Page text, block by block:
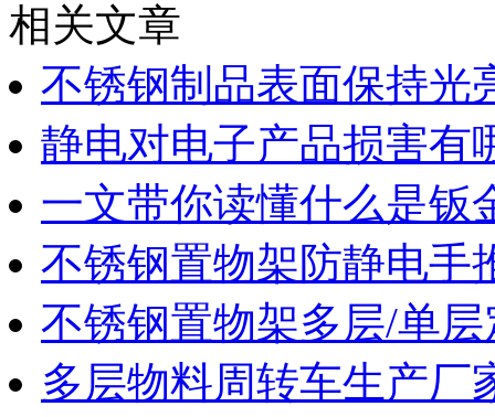
相关文章
不锈钢制品表面保持光
静电对电子产品损害有
一文带你读懂什么是钣
不锈钢置物架防静电手
不锈钢置物架多层/单
多层物料周转车生产厂